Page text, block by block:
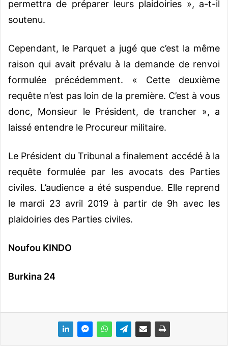
permettra de préparer leurs plaidoiries », a-t-il
soutenu.
Cependant, le Parquet a jugé que c’est la même
raison qui avait prévalu à la demande de renvoi
formulée précédemment. « Cette deuxième
requête n’est pas loin de la première. C’est à vous
donc, Monsieur le Président, de trancher », a
laissé entendre le Procureur militaire.
Le Président du Tribunal a finalement accédé à la
requête formulée par les avocats des Parties
civiles. L’audience a été suspendue. Elle reprend
le mardi 23 avril 2019 à partir de 9h avec les
plaidoiries des Parties civiles.
Noufou KINDO
Burkina 24